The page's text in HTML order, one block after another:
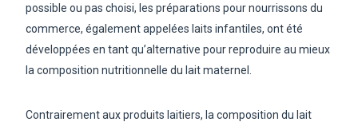
possible ou pas choisi, les préparations pour nourrissons du
commerce, également appelées laits infantiles, ont été
développées en tant qu’alternative pour reproduire au mieux
la composition nutritionnelle du lait maternel.
Contrairement aux produits laitiers, la composition du lait